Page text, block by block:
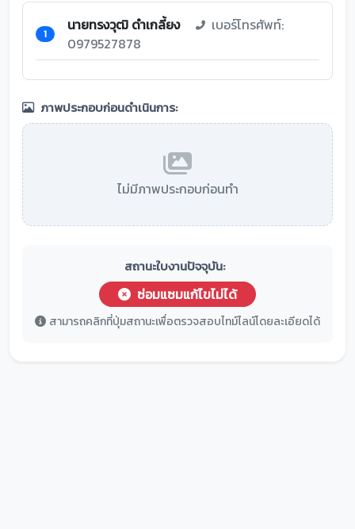
1 นายทรงวุฒิ ดำเกลี้ยง
เบอร์โทรศัพท์:
0979527878
ภาพประกอบก่อนดำเนินการ:
ไม่มีภาพประกอบก่อนทำ
สถานะใบงานปัจจุบัน:
ซ่อมแซมแก้ไขไม่ได้
สามารถคลิกที่ปุ่มสถานะเพื่อตรวจสอบไทม์ไลน์โดยละเอียดได้